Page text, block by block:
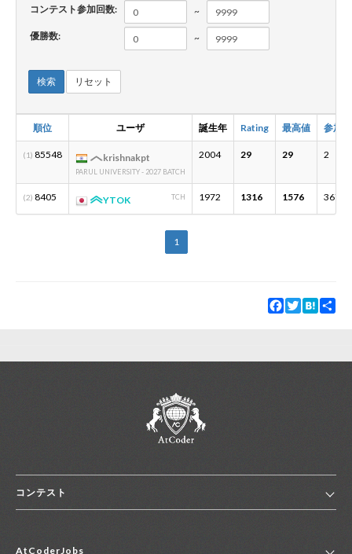
コンテスト参加回数: ~
優勝数: ~
検索 リセット
順位 ユーザ 誕生年 Rating 最高値 参加数
(1) 85548 krishnakpt
PARUL UNIVERSITY - 2027 BATCH
2004 29 29 2
(2) 8405 YTOK TCH 1972 1316 1576 367
1
Facebook
TwitterHatena
コンテスト
AtCoderJobs